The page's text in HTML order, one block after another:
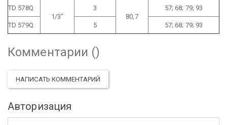
TD 578Q
1/3"
3
80,7
57; 68; 79; 93
TD 579Q 5 57; 68; 79; 93
Комментарии ()
НАПИСАТЬ КОММЕНТАРИЙ
Авторизация